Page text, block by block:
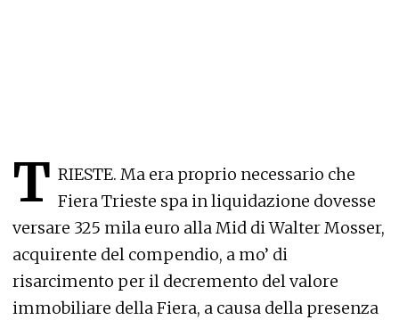
T RIESTE. Ma era proprio necessario che
Fiera Trieste spa in liquidazione dovesse
versare 325 mila euro alla Mid di Walter Mosser,
acquirente del compendio, a mo’ di
risarcimento per il decremento del valore
immobiliare della Fiera, a causa della presenza